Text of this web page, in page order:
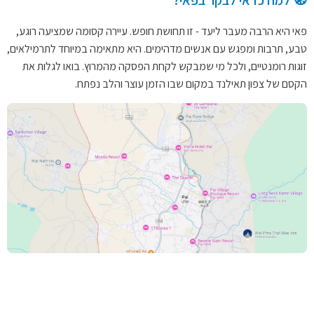
פאי היא הרבה מעבר ליעד - זו תחושת חופש. עיירה קסומה שמציעה רוגע,
טבע, תרבות ומפגש עם אנשים מדהימים. היא מתאימה במיוחד לתרמילאים,
זוגות רומנטיים, ולכל מי שמבקש לקחת הפסקה מהמרוץ. בואו לגלות את
הקסם של צפון תאילנד במקום שבו הזמן עוצר והלב נפתח.